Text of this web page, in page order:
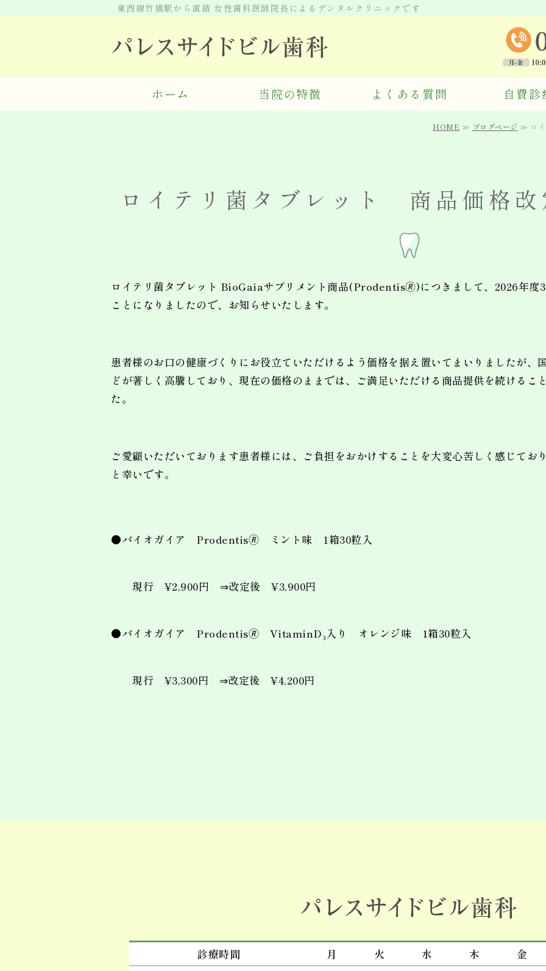
東京都千代田区 パレス
東西線竹橋駅から直結 女性歯科医師院長によるデンタルクリニックです
ホーム 当院の特徴 よくある質問 自費診
HOME ≫ ブログページ ≫ ロイ
ロイテリ菌タブレット 商品価格改
ロイテリ菌タブレット BioGaiaサプリメント商品(Prodentis🄬)につきまして、2026年度3
ことになりましたので、お知らせいたします。
患者様のお口の健康づくりにお役立ていただけるよう価格を据え置いてまいりましたが、
どが著しく高騰しており、現在の価格のままでは、ご満足いただける商品提供を続けるこ
た。
ご愛顧いただいております患者様には、ご負担をおかけすることを大変心苦しく感じてお
と幸いです。
●バイオガイア Prodentis🄬 ミント味 1箱30粒入
現行 ¥2,900円 ⇒改定後 ¥3,900円
●バイオガイア Prodentis🄬 VitaminD₃入り オレンジ味 1箱30粒入
現行 ¥3,300円 ⇒改定後 ¥4,200円
診療時間 月 火 水 木 金